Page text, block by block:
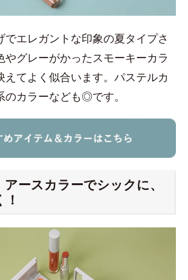
でエレガントな印象の夏タイプさ
やグレーがかったスモーキーカラ
えてよく似合います。パステルカ
のカラーなども◎です。
ースカラーでシックに、